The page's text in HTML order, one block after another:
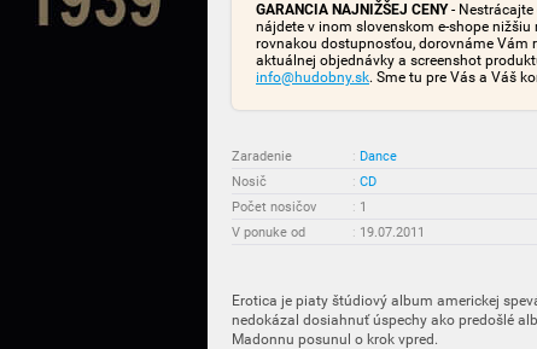
GARANCIA NAJNIŽŠEJ CENY- Nestrácajte
nájdete v inom slovenskom e-shope
rovnakou dostupnosťou, dorovnáme Vám
aktuálnej objednávky a screenshot
info@hudobny.sk. Sme tu pre Vás a Váš
Zaradenie : Dance
Nosič
: CD
Počet nosičov
: 1
V ponuke od
: 19.07.2011
Erotica je piaty štúdiový album americkej
nedokázal dosiahnuť úspechy ako predošlé
Madonnu posunul o krok vpred.